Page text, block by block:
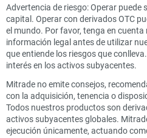
Advertencia de riesgo: Operar puede
capital. Operar con derivados OTC
el mundo. Por favor, tenga en
información legal antes de utilizar
que entiende los riesgos que
interés en los activos subyacentes.
Mitrade no emite consejos,
con la adquisición, tenencia o
Todos nuestros productos son
activos subyacentes globales.
ejecución únicamente, actuando